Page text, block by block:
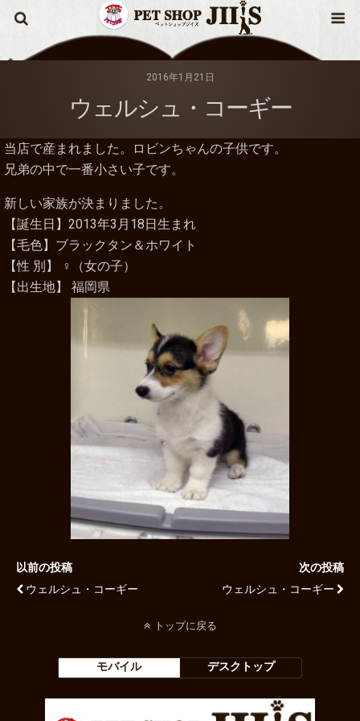
2016年1月21日
ウェルシュ・コーギー
当店で産まれました。ロビンちゃんの子供です。
兄弟の中で一番小さい子です。
新しい家族が決まりました。
【誕生日】2013年3月18日生まれ
【毛色】ブラックタン＆ホワイト
【性 別】 ♀（女の子）
【出生地】 福岡県
以前の投稿
ウェルシュ・コーギー
次の投稿
ウェルシュ・コーギー
トップに戻る
モバイル デスクトップ